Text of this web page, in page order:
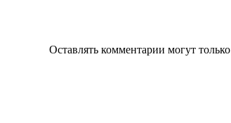
Оставлять комментарии могут только